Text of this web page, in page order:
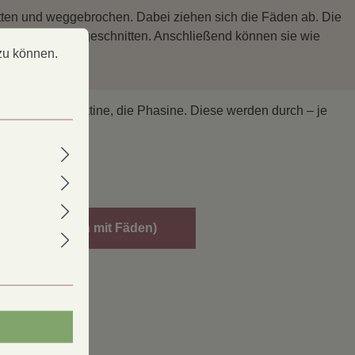
und weggebrochen. Dabei ziehen sich die Fäden ab. Die
kurzgeschnitten. Anschließend können sie wie
toxische Lektine, die Phasine. Diese werden durch – je
mit Fäden)
Mehr Informationen ...
können.